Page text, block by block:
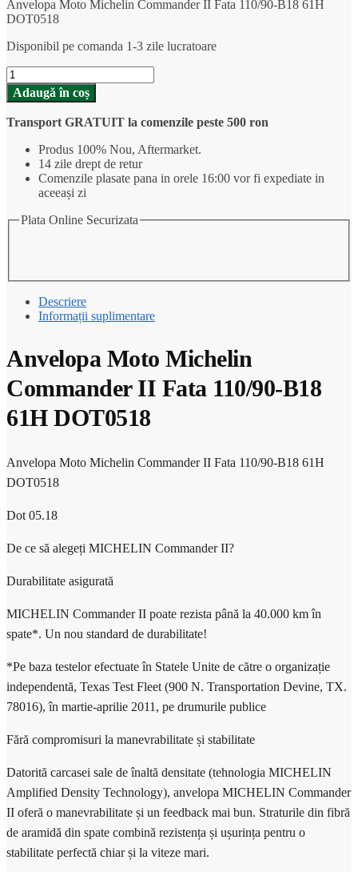
1.250,00 lei.
Anvelopa Moto Michelin Commander II Fata 110/90-B18 61H
DOT0518
Disponibil pe comanda 1-3 zile lucratoare
Cantitate
Anvelopa
Moto
Michelin
Commander
110/90-
DOT0518
Adaugă în coș
Transport GRATUIT la comenzile peste 500 ron
Produs 100% Nou, Aftermarket.
14 zile drept de retur
Comenzile plasate pana in orele 16:00 vor fi expediate in
aceeași zi
Plata Online Securizata
Descriere
Informații suplimentare
Anvelopa Moto Michelin
Commander II Fata 110/90-B18
61H DOT0518
Anvelopa Moto Michelin Commander II Fata 110/90-B18 61H
DOT0518
Dot 05.18
De ce să alegeți MICHELIN Commander II?
Durabilitate asigurată
MICHELIN Commander II poate rezista până la 40.000 km în
spate*. Un nou standard de durabilitate!
*Pe baza testelor efectuate în Statele Unite de către o organizație
independentă, Texas Test Fleet (900 N. Transportation Devine, TX.
78016), în martie-aprilie 2011, pe drumurile publice
Fără compromisuri la manevrabilitate și stabilitate
Datorită carcasei sale de înaltă densitate (tehnologia MICHELIN
Amplified Density Technology), anvelopa MICHELIN Commander
II oferă o manevrabilitate și un feedback mai bun. Straturile din fibră
de aramidă din spate combină rezistența și ușurința pentru o
stabilitate perfectă chiar și la viteze mari.